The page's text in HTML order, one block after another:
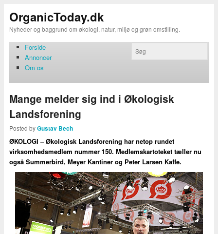
OrganicToday.dk
Nyheder og baggrund om økologi, natur, miljø og grøn omstilling.
Forside
Annoncer
Om os
Mange melder sig ind i Økologisk
Landsforening
Posted byGustav Bech
ØKOLOGI – Økologisk Landsforening har netop rundet
virksomhedsmedlem nummer 150. Medlemskartoteket tæller nu
også Summerbird, Meyer Kantiner og Peter Larsen Kaffe.